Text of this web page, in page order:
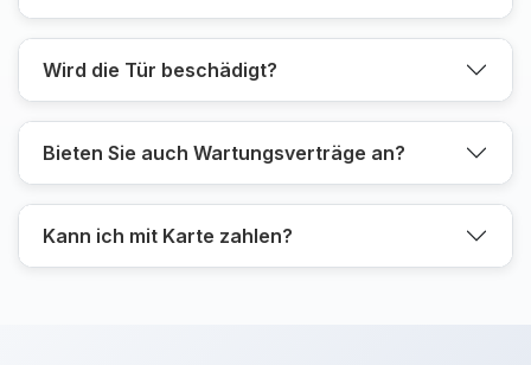
Wird die Tür beschädigt?
Bieten Sie auch Wartungsverträge an?
Kann ich mit Karte zahlen?